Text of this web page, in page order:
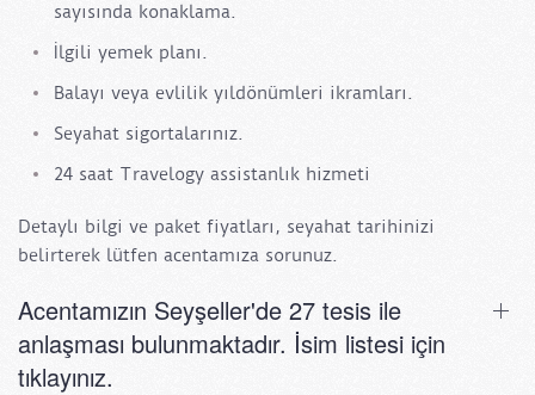
sayısında konaklama.
İlgili yemek planı.
Balayı veya evlilik yıldönümleri ikramları.
Seyahat sigortalarınız.
24 saat Travelogy assistanlık hizmeti
Detaylı bilgi ve paket fiyatları, seyahat tarihinizi
belirterek lütfen acentamıza sorunuz.
Acentamızın Seyşeller'de 27 tesis ile
anlaşması bulunmaktadır. İsim listesi için
tıklayınız.